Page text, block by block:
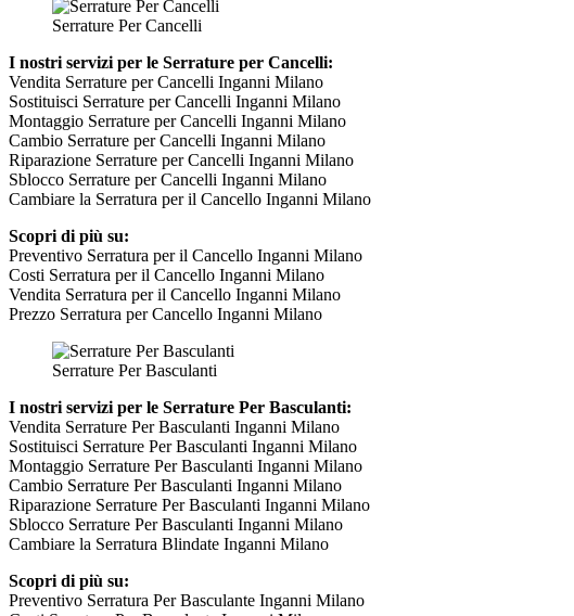
Serrature Per Cancelli
I nostri servizi per le Serrature per Cancelli:
Vendita Serrature per Cancelli Inganni Milano
Sostituisci Serrature per Cancelli Inganni Milano
Montaggio Serrature per Cancelli Inganni Milano
Cambio Serrature per Cancelli Inganni Milano
Riparazione Serrature per Cancelli Inganni Milano
Sblocco Serrature per Cancelli Inganni Milano
Cambiare la Serratura per il Cancello Inganni Milano
Scopri di più su:
Preventivo Serratura per il Cancello Inganni Milano
Costi Serratura per il Cancello Inganni Milano
Vendita Serratura per il Cancello Inganni Milano
Prezzo Serratura per Cancello Inganni Milano
Serrature Per Basculanti
I nostri servizi per le Serrature Per Basculanti:
Vendita Serrature Per Basculanti Inganni Milano
Sostituisci Serrature Per Basculanti Inganni Milano
Montaggio Serrature Per Basculanti Inganni Milano
Cambio Serrature Per Basculanti Inganni Milano
Riparazione Serrature Per Basculanti Inganni Milano
Sblocco Serrature Per Basculanti Inganni Milano
Cambiare la Serratura Blindate Inganni Milano
Scopri di più su:
Preventivo Serratura Per Basculante Inganni Milano